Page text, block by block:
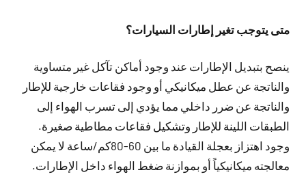
متى يتوجب تغير إطارات السيارات؟
ينصح بتبديل الإطارات عند وجود أماكن تآكل غير متساوية
والناتجة عن عطل ميكانيكي أو وجود فقاعات خارجية للإطار
والناتجة عن ضرر داخلي مما يؤدي إلى تسرب الهواء إلى
الطبقات اللينة للإطار وتشكيل فقاعات مطاطية صغيرة.
وجود اهتزاز بعجلة القيادة ما بين 60-80كم/ساعة لا يمكن
معالجته ميكانيكياً أو بموازنة ضغط الهواء داخل الإطارات.